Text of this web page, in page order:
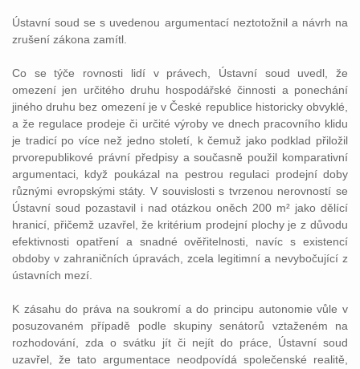
Ústavní soud se s uvedenou argumentací neztotožnil a návrh na
zrušení zákona zamítl.
Co se týče rovnosti lidí v právech, Ústavní soud uvedl, že
omezení jen určitého druhu hospodářské činnosti a ponechání
jiného druhu bez omezení je v České republice historicky obvyklé,
a že regulace prodeje či určité výroby ve dnech pracovního klidu
je tradicí po více než jedno století, k čemuž jako podklad přiložil
prvorepublikové právní předpisy a současně použil komparativní
argumentaci, když poukázal na pestrou regulaci prodejní doby
různými evropskými státy. V souvislosti s tvrzenou nerovností se
Ústavní soud pozastavil i nad otázkou oněch 200 m² jako dělící
hranicí, přičemž uzavřel, že kritérium prodejní plochy je z důvodu
efektivnosti opatření a snadné ověřitelnosti, navíc s existencí
obdoby v zahraničních úpravách, zcela legitimní a nevybočující z
ústavních mezí.
K zásahu do práva na soukromí a do principu autonomie vůle v
posuzovaném případě podle skupiny senátorů vztaženém na
rozhodování, zda o svátku jít či nejít do práce, Ústavní soud
uzavřel, že tato argumentace neodpovídá společenské realitě,